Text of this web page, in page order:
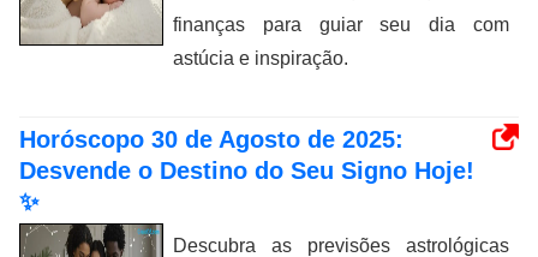
finanças para guiar seu dia com
astúcia e inspiração.
Horóscopo 30 de Agosto de 2025:
Desvende o Destino do Seu Signo Hoje!
✨
Descubra as previsões astrológicas